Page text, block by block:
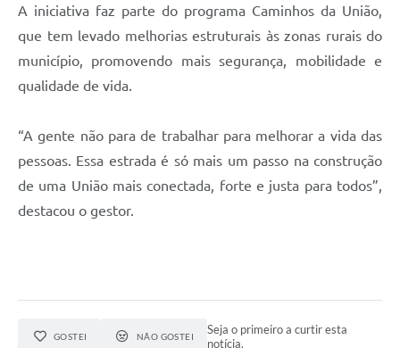
A iniciativa faz parte do programa Caminhos da União,
que tem levado melhorias estruturais às zonas rurais do
município, promovendo mais segurança, mobilidade e
qualidade de vida.
“A gente não para de trabalhar para melhorar a vida das
pessoas. Essa estrada é só mais um passo na construção
de uma União mais conectada, forte e justa para todos”,
destacou o gestor.
GOSTEI NÃO GOSTEI
Seja o primeiro a curtir esta
notícia.